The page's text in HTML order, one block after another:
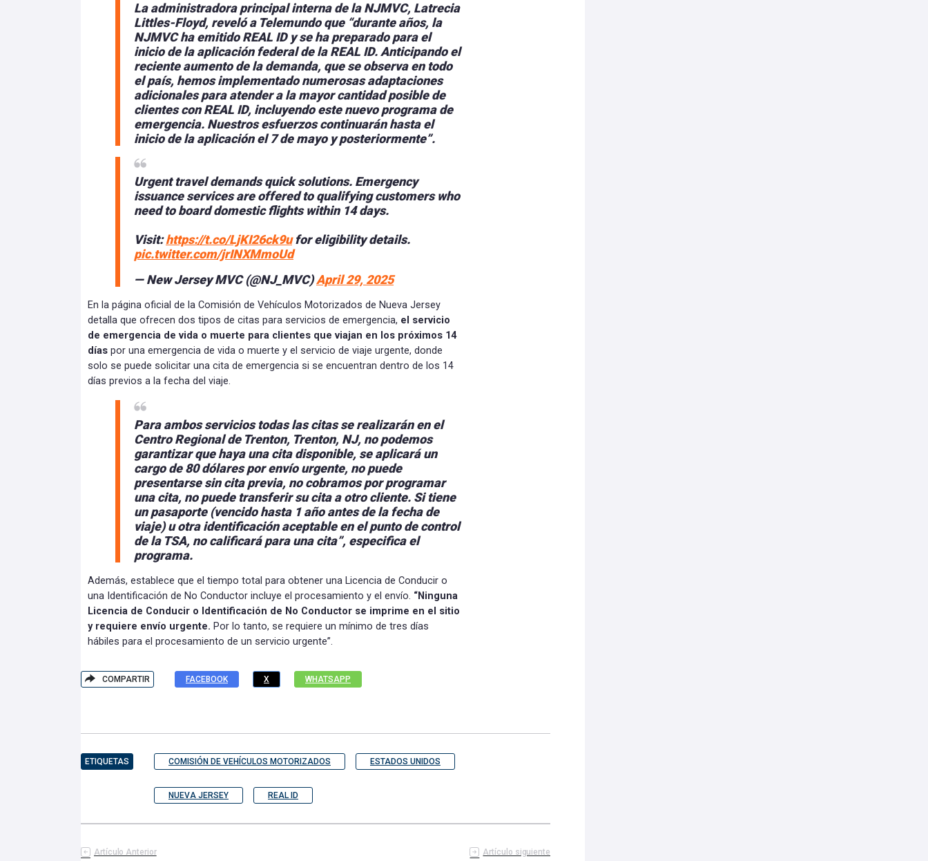
La administradora principal interna de la NJMVC, Latrecia
Littles-Floyd, reveló a Telemundo que “durante años, la
NJMVC ha emitido REAL ID yse ha preparado para el
inicio de la aplicación federal de la REAL ID. Anticipando el
reciente aumento de la demanda, que se observa en todo
el país, hemos implementado numerosas adaptaciones
adicionales para atender a la mayor cantidad posible de
clientes con REAL ID, incluyendo este nuevo programa de
emergencia. Nuestros esfuerzos continuarán hasta el
inicio de la aplicación el 7 de mayo y posteriormente”.
Urgent travel demands quick solutions. Emergency
issuance services are offered to qualifying customers who
need to board domestic flights within 14 days.
Visit:https://t.co/LjKI26ck9ufor eligibility details.
pic.twitter.com/jrINXMmoUd
— New Jersey MVC (@NJ_MVC)April 29, 2025
En la página oficial de la Comisión de Vehículos Motorizados de Nueva Jersey
detalla que ofrecen dos tipos de citas para servicios de emergencia, el servicio
de emergencia de vida o muerte para clientes que viajan en los próximos 14
días por una emergencia de vida o muerte y el servicio de viaje urgente, donde
solo se puede solicitar una cita de emergencia si se encuentran dentro de los 14
días previos a la fecha del viaje.
Para ambos servicios todas las citas se realizarán en el
Centro Regional de Trenton, Trenton, NJ, no podemos
garantizar que haya una cita disponible, se aplicará un
cargo de80 dólares por envío urgente, no puede
presentarse sin cita previa, no cobramos por programar
una cita, no puede transferir su cita a otro cliente. Si tiene
un pasaporte (vencido hasta 1 año antes de la fecha de
viaje) u otra identificación aceptable en el punto de control
de la TSA, no calificará para una cita”, especifica el
programa.
Además, establece que el tiempo total para obtener una Licencia de Conducir o
una Identificación de No Conductor incluye el procesamiento y el envío. “Ninguna
Licencia de Conducir o Identificación de No Conductor se imprime en el sitio
y requiere envío urgente. Por lo tanto, se requiere un mínimo de tres días
hábiles para el procesamiento de un servicio urgente”.
COMPARTIR FACEBOOK X WHATSAPP
ETIQUETAS COMISIÓN DE VEHÍCULOS MOTORIZADOS ESTADOS UNIDOS
NUEVA JERSEY REAL ID
Artículo Anterior Artículo siguiente